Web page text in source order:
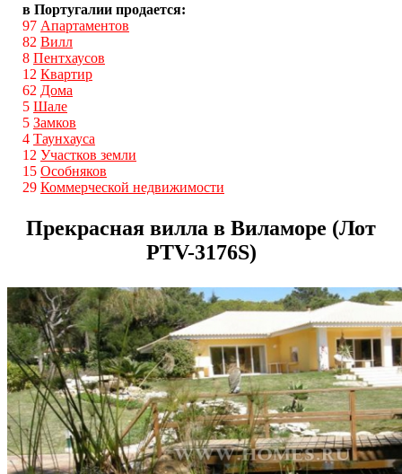
в Португалии продается:
97 Апартаментов
82 Вилл
8 Пентхаусов
12 Квартир
62 Дома
5 Шале
5 Замков
4 Таунхауса
12 Участков земли
15 Особняков
29 Коммерческой недвижимости
Прекрасная вилла в Виламоре (Лот
PTV-3176S)